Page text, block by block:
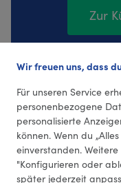
Zur
30
Wir freuen uns, dass
Für unseren Service
personenbezogene
personalisierte
können. Wenn du
einverstanden.
"Konfigurieren oder
später jederzeit